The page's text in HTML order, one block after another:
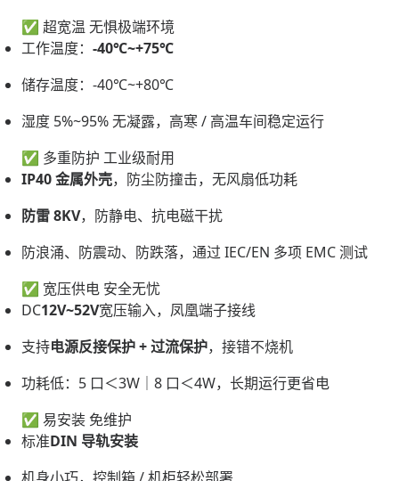
✅ 超宽温 无惧极端环境
工作温度： -40℃~+75℃
储存温度：-40℃~+80℃
湿度 5%~95% 无凝露，高寒 / 高温车间稳定运行
✅ 多重防护 工业级耐用
IP40 金属外壳，防尘防撞击，无风扇低功耗
防雷 8KV，防静电、抗电磁干扰
防浪涌、防震动、防跌落，通过 IEC/EN 多项 EMC 测试
✅ 宽压供电 安全无忧
DC12V~52V宽压输入，凤凰端子接线
支持电源反接保护 + 过流保护，接错不烧机
功耗低：5 口＜3W｜8 口＜4W，长期运行更省电
✅ 易安装 免维护
标准DIN 导轨安装